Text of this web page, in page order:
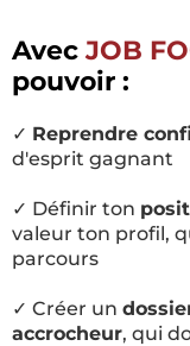
Avec JOB
pouvoir :
✓ Reprendre
d'esprit gagnant
✓ Définir ton
valeur ton profil,
parcours
✓ Créer un
accrocheur, qui